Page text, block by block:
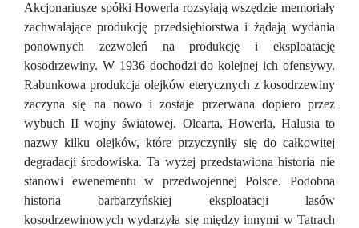
Akcjonariusze spółki Howerla rozsyłają wszędzie memoriały
zachwalające produkcję przedsiębiorstwa i żądają wydania
ponownych zezwoleń na produkcję i eksploatację
kosodrzewiny. W 1936 dochodzi do kolejnej ich ofensywy.
Rabunkowa produkcja olejków eterycznych z kosodrzewiny
zaczyna się na nowo i zostaje przerwana dopiero przez
wybuch II wojny światowej. Olearta, Howerla, Halusia to
nazwy kilku olejków, które przyczyniły się do całkowitej
degradacji środowiska. Ta wyżej przedstawiona historia nie
stanowi ewenementu w przedwojennej Polsce. Podobna
historia barbarzyńskiej eksploatacji lasów
kosodrzewinowych wydarzyła się między innymi w Tatrach